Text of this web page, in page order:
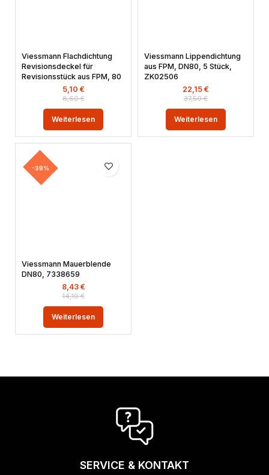
Viessmann Flachdichtung
Revisionsdeckel für
Revisionsstück aus FPM, 80
8,60€
5,10 €
Weiterlesen
Viessmann Lippendichtung
aus FPM, DN80, 5 Stück,
ZK02506
37,50€
22,15 €
Weiterlesen
-39%
Viessmann Mauerblende
DN80, 7338659
14,10€
8,43 €
Weiterlesen
SERVICE & KONTAKT